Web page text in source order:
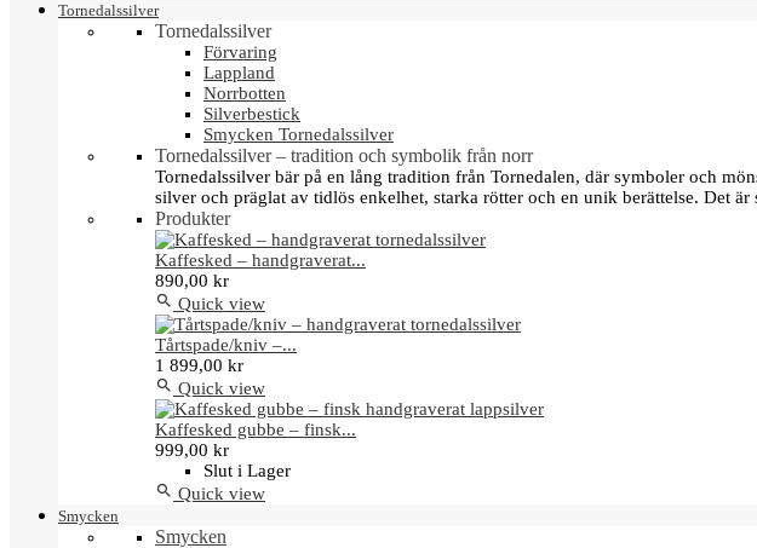
Tornedalssilver
Tornedalssilver
Förvaring
Lappland
Norrbotten
Silverbestick
Smycken Tornedalssilver
Tornedalssilver – tradition och symbolik från norr
Tornedalssilver bär på en lång tradition från Tornedalen, där symboler och
silver och präglat av tidlös enkelhet, starka rötter och en unik berättelse. Det
Produkter
Kaffesked – handgraverat...
890,00 kr
 Quick view
Tårtspade/kniv –...
1 899,00 kr
 Quick view
Kaffesked gubbe – finsk...
999,00 kr
Slut i Lager
 Quick view
Smycken
Smycken